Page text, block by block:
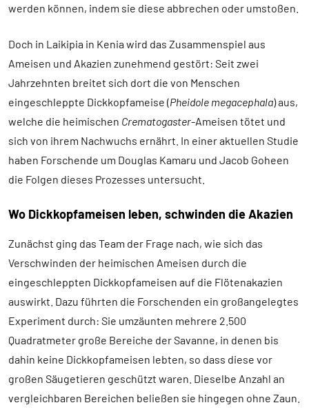
werden können, indem sie diese abbrechen oder umstoßen.
Doch in Laikipia in Kenia wird das Zusammenspiel aus
Ameisen und Akazien zunehmend gestört: Seit zwei
Jahrzehnten breitet sich dort die von Menschen
eingeschleppte Dickkopfameise (Pheidole megacephala) aus,
welche die heimischen Crematogaster-Ameisen tötet und
sich von ihrem Nachwuchs ernährt. In einer aktuellen Studie
haben Forschende um Douglas Kamaru und Jacob Goheen
die Folgen dieses Prozesses untersucht.
Wo Dickkopfameisen leben, schwinden die Akazien
Zunächst ging das Team der Frage nach, wie sich das
Verschwinden der heimischen Ameisen durch die
eingeschleppten Dickkopfameisen auf die Flötenakazien
auswirkt. Dazu führten die Forschenden ein großangelegtes
Experiment durch: Sie umzäunten mehrere 2.500
Quadratmeter große Bereiche der Savanne, in denen bis
dahin keine Dickkopfameisen lebten, so dass diese vor
großen Säugetieren geschützt waren. Dieselbe Anzahl an
vergleichbaren Bereichen beließen sie hingegen ohne Zaun.